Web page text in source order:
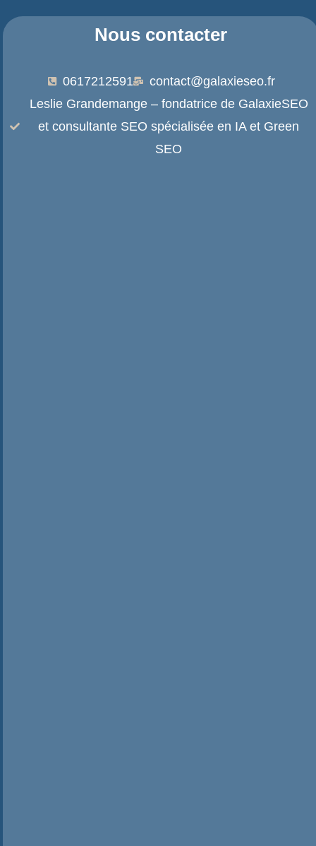
Nous contacter
0617212591
contact@galaxieseo.fr
Leslie Grandemange – fondatrice de GalaxieSEO
et consultante SEO spécialisée en IA et Green
SEO